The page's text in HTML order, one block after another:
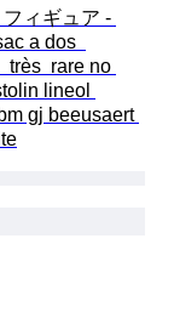
ィギュア -
a dos
très  rare no
lineol
gj beeusaert